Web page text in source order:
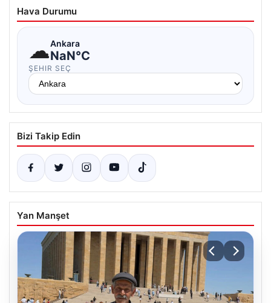
Hava Durumu
☁Ankara
NaN°C
ŞEHIR SEÇ
Bizi Takip Edin
Yan Manşet